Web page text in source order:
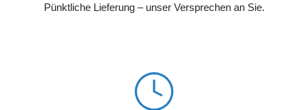
Pünktliche Lieferung – unser Versprechen an Sie.